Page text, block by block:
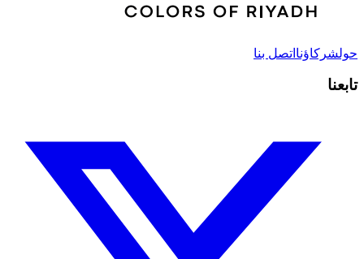
حولشركاؤنا اتصل بنا
تابعنا